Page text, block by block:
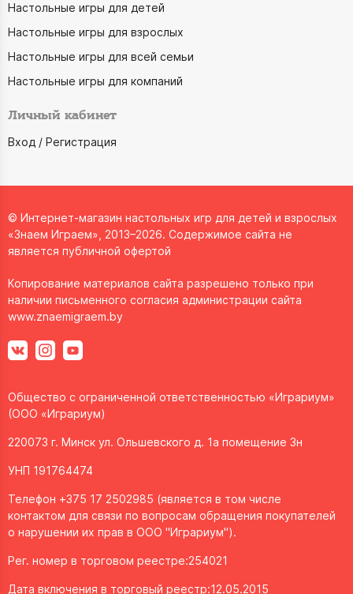
Настольные игры для детей
Настольные игры для взрослых
Настольные игры для всей семьи
Настольные игры для компаний
Личный кабинет
Вход / Регистрация
© Интернет-магазин настольных игр для детей и взрослых
«Знаем Играем», 2013–2026. Содержимое сайта не
является публичной офертой
Копирование материалов сайта разрешено только при
наличии письменного согласия администрации сайта
www.znaemigraem.by
Общество с ограниченной ответственностью «Играриум»
(ООО «Играриум)
220073 г. Минск ул. Ольшевского д. 1а помещение 3н
УНП 191764474
Телефон +375 17 2502985 (является в том числе
контактом для связи по вопросам обращения покупателей
о нарушении их прав в ООО "Играриум").
Рег. номер в торговом реестре:254021
Дата включения в торговый реестр:12.05.2015